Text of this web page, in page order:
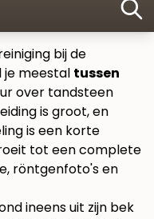
bij de
je meestal tussen
over tandsteen
is groot, en
is een korte
tot een complete
röntgenfoto's en
ineens uit zijn bek